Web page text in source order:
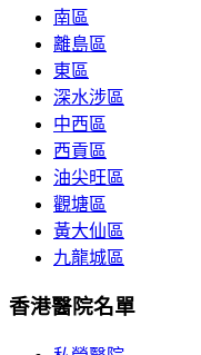
南區
離島區
東區
深水涉區
中西區
西貢區
油尖旺區
觀塘區
黃大仙區
九龍城區
香港醫院名單